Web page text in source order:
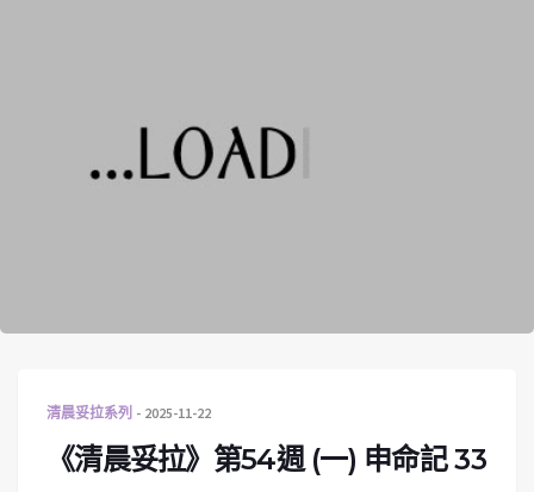
清晨妥拉系列 2025-11-22
《清晨妥拉》第54週 (一) 申命記 33